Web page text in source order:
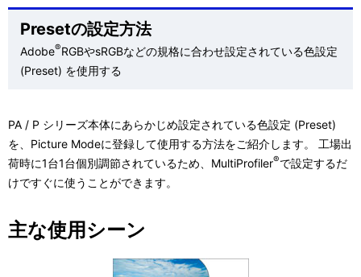
ン
現
在
位
を
表
示
し
カ
ル
ゲ
ー
ョ
Presetの設定方法
Adobe®RGBやsRGBなどの規格に合わせ設定されている色設定
(Preset) を使用する
PA / P シリーズ本体にあらかじめ設定されている色設定 (Preset)
を、Picture Modeに登録して使用する方法をご紹介します。 工場出
荷時に1台1台個別調節されているため、MultiProfiler®で設定するだ
けですぐに使うことができます。
主な使用シーン